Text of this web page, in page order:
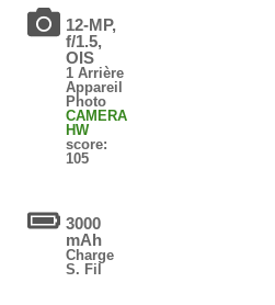
12-MP,
f/1.5,
OIS
1 Arrière
Appareil
Photo
CAMERA
HW
score:
105
3000
mAh
Charge
S. Fil